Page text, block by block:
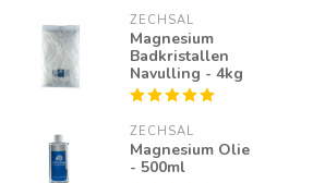
ZECHSAL
Magnesium
Badkristallen
Navulling - 4kg
ZECHSAL
Magnesium Olie
- 500ml